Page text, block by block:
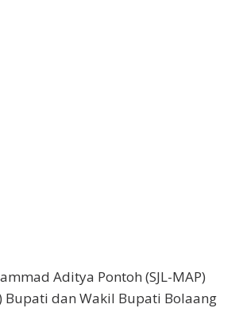
Aditya Pontoh (SJL-MAP)
Bupati dan Wakil Bupati Bolaang